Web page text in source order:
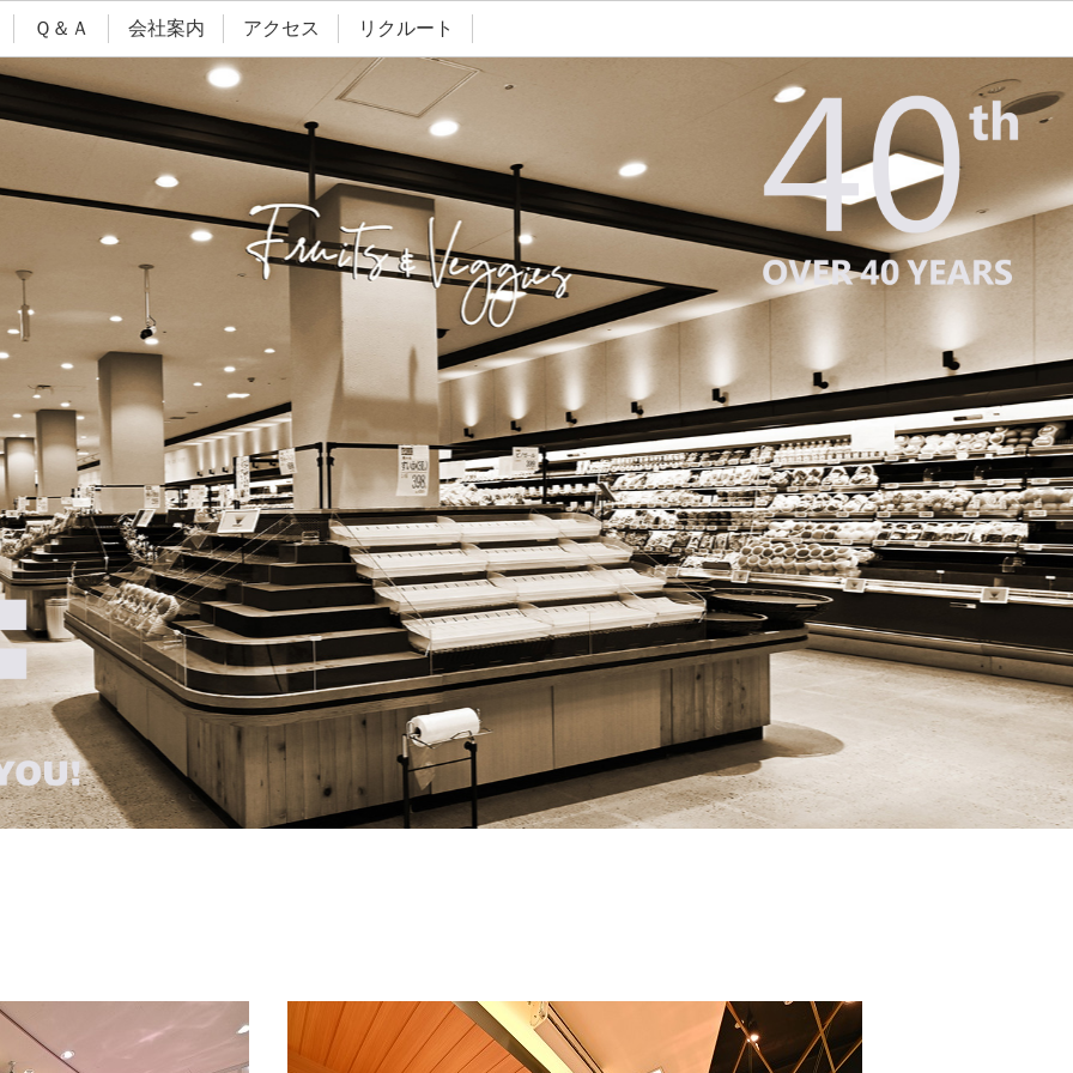
Ｑ＆Ａ 会社案内 アクセス リクルート